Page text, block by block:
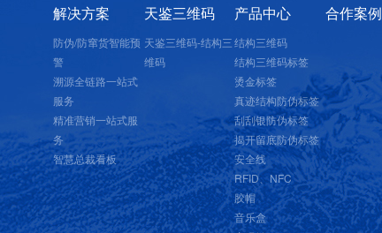
解决方案
防伪/防窜货智能预
警
溯源全链路一站式
服务
精准营销一站式服
务
智慧总裁看板
天鉴三维码
天鉴三维码-结构三
维码
产品中心
结构三维码
结构三维码标签
烫金标签
真迹结构防伪标签
刮刮银防伪标签
揭开留底防伪标签
安全线
RFID、NFC
胶帽
音乐盒
合作案例